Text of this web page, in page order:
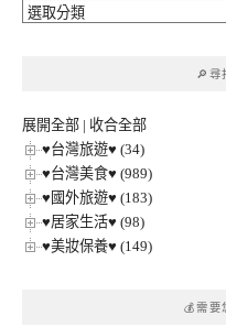
🔎
🔎尋
展開全部 | 收合全部
♥台灣旅遊♥ (34)
♥台灣美食♥ (989)
♥國外旅遊♥ (183)
♥居家生活♥ (98)
♥美妝保養♥ (149)
💰需要